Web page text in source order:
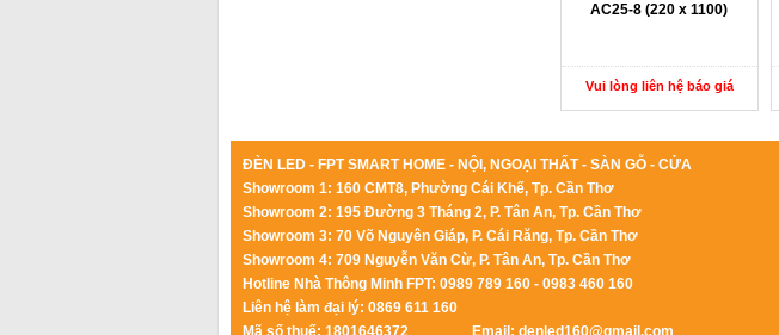
AC25-8 (220 x 1100)
Vui lòng liên hệ báo giá
ĐÈN LED - FPT SMART HOME - NỘI, NGOẠI THẤT - SÀN GỖ - CỬA
Showroom 1: 160 CMT8, Phường Cái Khế, Tp. Cần Thơ
Showroom 2: 195 Đường 3 Tháng 2, P. Tân An, Tp. Cần Thơ
Showroom 3: 70 Võ Nguyên Giáp, P. Cái Răng, Tp. Cần Thơ
Showroom 4: 709 Nguyễn Văn Cừ, P. Tân An, Tp. Cần Thơ
Hotline Nhà Thông Minh FPT: 0989 789 160 - 0983 460 160
Liên hệ làm đại lý: 0869 611 160
Mã số thuế: 1801646372
Email: denled160@gmail.com